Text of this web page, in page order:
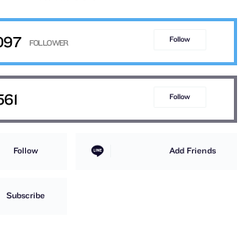
Follow
Follow
Follow Add Friends
Subscribe